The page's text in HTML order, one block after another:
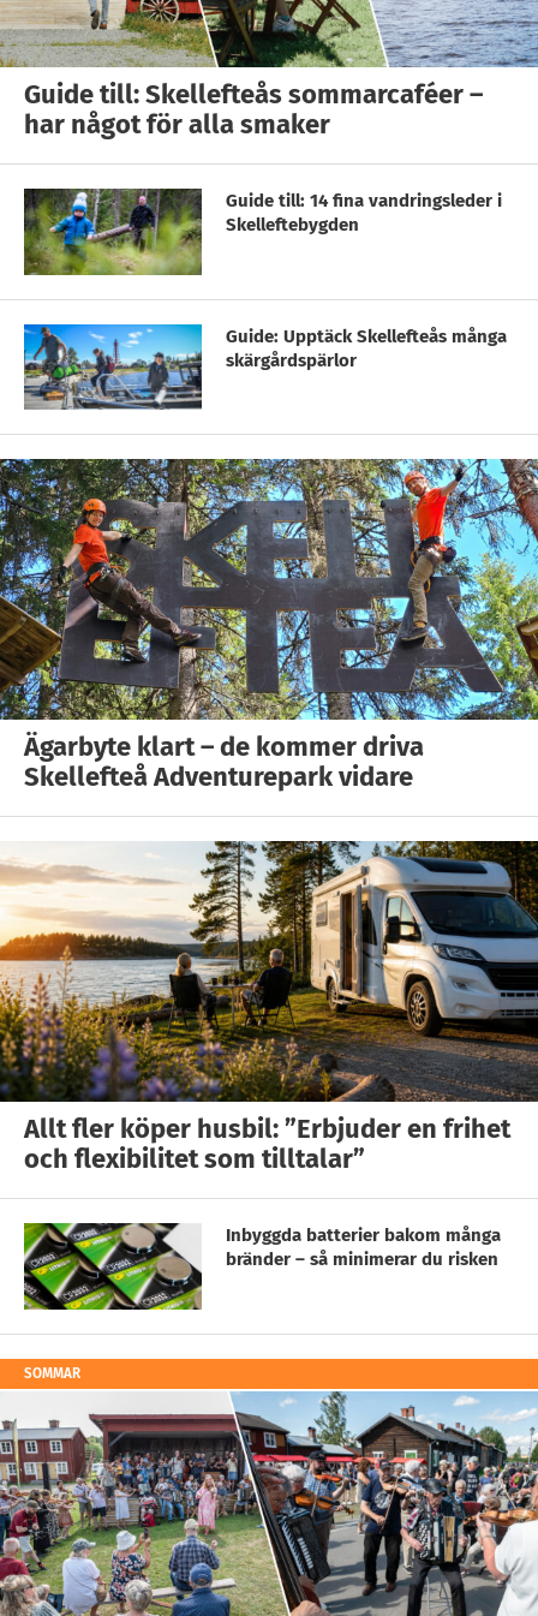
Guide till: Skellefteås sommarcaféer –
har något för alla smaker
Guide till: 14 fina vandringsleder i
Skelleftebygden
Guide: Upptäck Skellefteås många
skärgårdspärlor
Ägarbyte klart – de kommer driva
Skellefteå Adventurepark vidare
Allt fler köper husbil: ”Erbjuder en frihet
och flexibilitet som tilltalar”
Inbyggda batterier bakom många
bränder – så minimerar du risken
SOMMAR